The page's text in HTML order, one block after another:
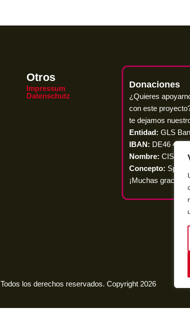
Otros
Impressum
Datenschutz
Donaciones
¿Quieres
con este
te dejamos
Entidad:GLS
IBAN: DE46 4306
Nombre:CISNE
Concepto: Spende
¡Muchas gracias
Todos los derechos reservados. Copyright 2026